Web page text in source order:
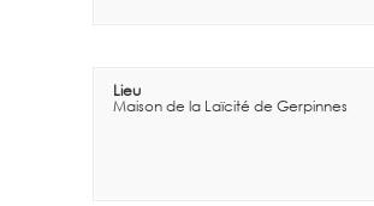
Lieu
Maison de la Laïcité de Gerpinnes